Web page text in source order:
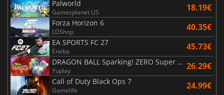
Palworld
Gamesplanet US 18.19€
Forza Horizon 6
LDShop 40.35€
EA SPORTS FC 27
Eneba 45.73€
DRAGON BALL Sparking! ZERO Super Limit Breaking NEO
Yuplay 26.29€
Call of Duty Black Ops 7
Gamelife 24.99€